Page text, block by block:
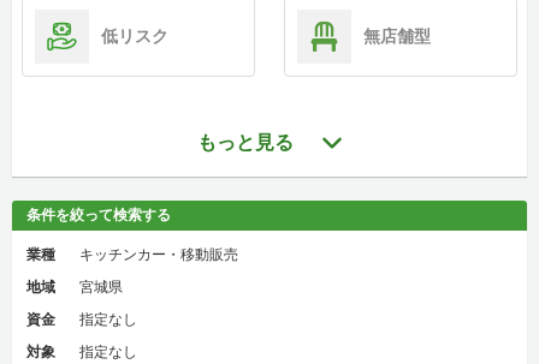
低リスク 無店舗型
もっと見る
条件を絞って検索する
業種
キッチンカー・移動販売
地域
宮城県
資金
指定なし
対象
指定なし